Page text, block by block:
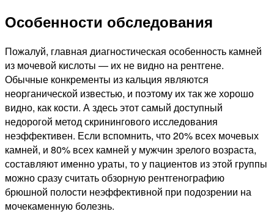
Особенности обследования
Пожалуй, главная диагностическая особенность камней
из мочевой кислоты — их не видно на рентгене.
Обычные конкременты из кальция являются
неорганической известью, и поэтому их так же хорошо
видно, как кости. А здесь этот самый доступный
недорогой метод скринингового исследования
неэффективен. Если вспомнить, что 20% всех мочевых
камней, и 80% всех камней у мужчин зрелого возраста,
составляют именно ураты, то у пациентов из этой группы
можно сразу считать обзорную рентгенографию
брюшной полости неэффективной при подозрении на
мочекаменную болезнь.